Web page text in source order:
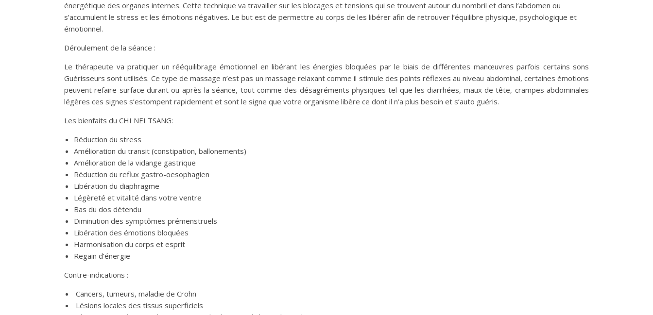
énergétique des organes internes. Cette technique va travailler sur les blocages et tensions qui se trouvent autour du nombril et dans l’abdomen ou
s’accumulent le stress et les émotions négatives. Le but est de permettre au corps de les libérer afin de retrouver l’équilibre physique, psychologique et
émotionnel.
Déroulement de la séance :
Le thérapeute va pratiquer un rééquilibrage émotionnel en libérant les énergies bloquées par le biais de différentes manœuvres parfois certains sons
Guérisseurs sont utilisés. Ce type de massage n’est pas un massage relaxant comme il stimule des points réflexes au niveau abdominal, certaines émotions
peuvent refaire surface durant ou après la séance, tout comme des désagréments physiques tel que les diarrhées, maux de tête, crampes abdominales
légères ces signes s’estompent rapidement et sont le signe que votre organisme libère ce dont il n’a plus besoin et s’auto guéris.
Les bienfaits du CHI NEI TSANG:
Réduction du stress
Amélioration du transit (constipation, ballonements)
Amélioration de la vidange gastrique
Réduction du reflux gastro-oesophagien
Libération du diaphragme
Légèreté et vitalité dans votre ventre
Bas du dos détendu
Diminution des symptômes prémenstruels
Libération des émotions bloquées
Harmonisation du corps et esprit
Regain d’énergie
Contre-indications :
Cancers, tumeurs, maladie de Crohn
Lésions locales des tissus superficiels